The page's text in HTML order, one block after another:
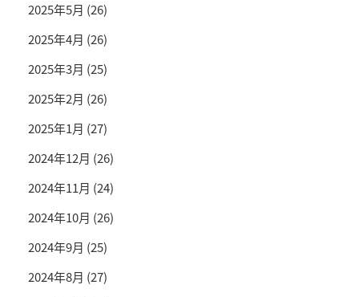
2025年5月 (26)
2025年4月 (26)
2025年3月 (25)
2025年2月 (26)
2025年1月 (27)
2024年12月 (26)
2024年11月 (24)
2024年10月 (26)
2024年9月 (25)
2024年8月 (27)